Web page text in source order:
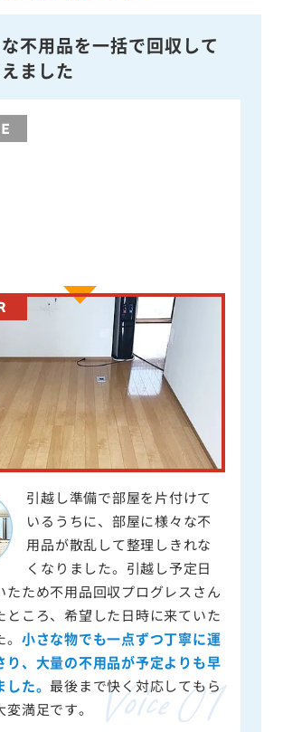
不用品を一括で回収して
ました
引越し準備で部屋を片付けて
いるうちに、部屋に様々な不
用品が散乱して整理しきれな
くなりました。引越し予定日
たため不用品回収プログレスさん
ところ、希望した日時に来ていた
小さな物でも一点ずつ丁寧に運
り、大量の不用品が予定よりも早
た。 最後まで快く対応してもら
満足です。